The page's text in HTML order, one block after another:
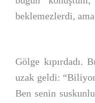
beklemezlerdi,
Gölge kıpırdadı.
uzak geldi:
Ben senin